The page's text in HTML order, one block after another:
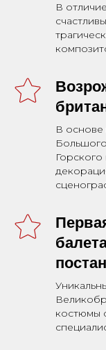
В
В основе
костюмы